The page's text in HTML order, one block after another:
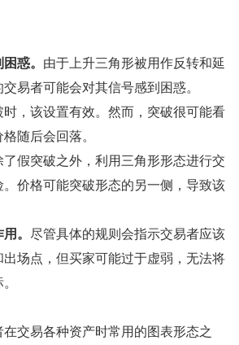
惑。 由于上升三角形被用作反转和延
易者可能会对其信号感到困惑。
时，该设置有效。然而，突破很可能看
随后会回落。
了假突破之外，利用三角形形态进行交
价格可能突破形态的另一侧，导致该
。 尽管具体的规则会指示交易者应该
场点，但买家可能过于虚弱，无法将
在交易各种资产时常用的图表形态之